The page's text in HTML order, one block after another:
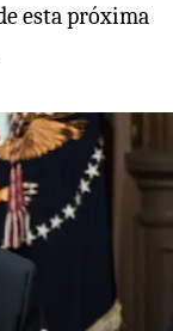
esta próxima